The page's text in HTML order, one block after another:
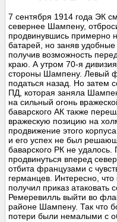
7 сентября 1914 года ЭК
севернее Шампену,
продвинувшись примерно
батарей, но заняв
получив возможность
краю. А утром 70-я
стороны Шампену. Левый
податься назад. Но затем
ПД, которая заняла
на сильный огонь
баварского АК также
вражескую позицию на
продвижение этого
и его успех не был
баварского РК не
продвинуться вперед
отбита французами с
германцев. Интересно,
получил приказ атаковать
Ремеревилль выйти во
районе Шампену. Так что
потери были немалыми с